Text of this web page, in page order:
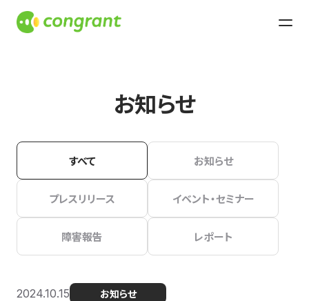
お知らせ
すべて お知らせ
プレスリリース イベント・セミナー
障害報告 レポート
2024.10.15 お知らせ